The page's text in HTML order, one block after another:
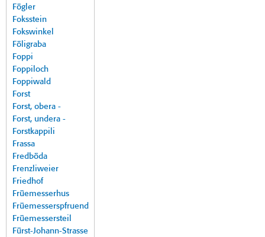
Fögler
Foksstein
Fokswinkel
Föligraba
Foppi
Foppiloch
Foppiwald
Forst
Forst, obera -
Forst, undera -
Forstkappili
Frassa
Fredböda
Frenzliweier
Friedhof
Früemesserhus
Früemesserspfruend
Früemessersteil
Fürst-Johann-Strasse